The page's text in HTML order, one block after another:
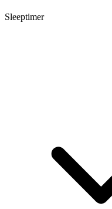
Sleeptimer